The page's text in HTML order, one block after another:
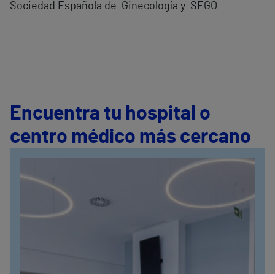
Sociedad Española de Ginecología y SEGO
Encuentra tu hospital o
centro médico más cercano